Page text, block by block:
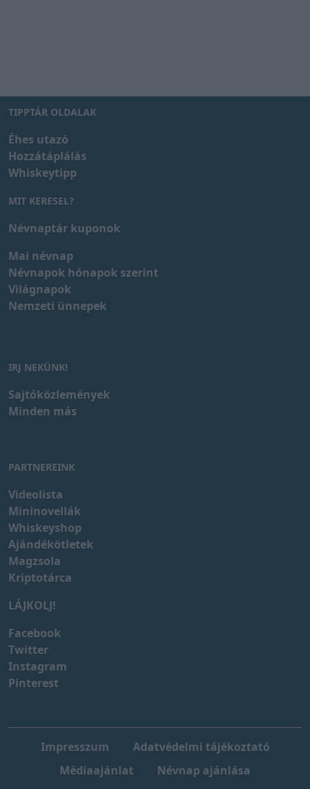
TIPPTÁR OLDALAK
Éhes utazó
Hozzátáplálás
Whiskeytipp
MIT KERESEL?
Névnaptár kuponok
Mai névnap
Névnapok hónapok szerint
Világnapok
Nemzeti ünnepek
IRJ NEKÜNK!
Sajtóközlemények
Minden más
PARTNEREINK
Videolista
Mininovellák
Whiskeyshop
Ajándékötletek
Magzsola
Kriptotárca
LÁJKOLJ!
Facebook
Twitter
Instagram
Pinterest
Impresszum
Adatvédelmi tájékoztató
Médiaajánlat
Névnap ajánlása